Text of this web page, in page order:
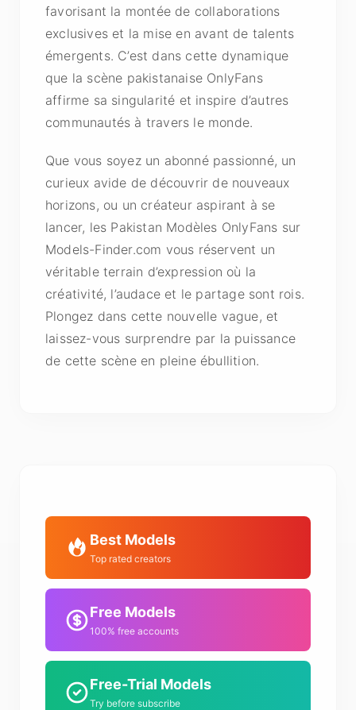
favorisant la montée de collaborations
exclusives et la mise en avant de talents
émergents. C’est dans cette dynamique
que la scène pakistanaise OnlyFans
affirme sa singularité et inspire d’autres
communautés à travers le monde.
Que vous soyez un abonné passionné, un
curieux avide de découvrir de nouveaux
horizons, ou un créateur aspirant à se
lancer, les Pakistan Modèles OnlyFans sur
Models-Finder.com vous réservent un
véritable terrain d’expression où la
créativité, l’audace et le partage sont rois.
Plongez dans cette nouvelle vague, et
laissez-vous surprendre par la puissance
de cette scène en pleine ébullition.
Best Models
Top rated creators
Free Models
100% free accounts
Free-Trial Models
Try before subscribe